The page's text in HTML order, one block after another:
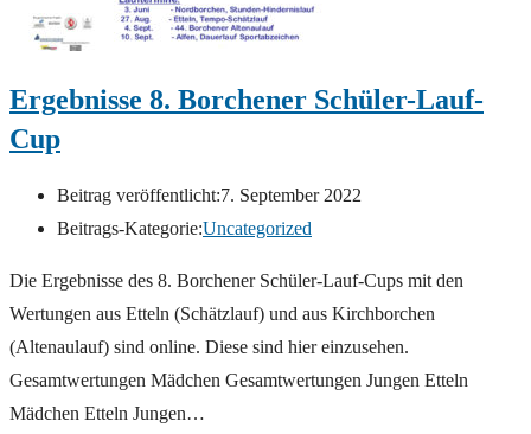
Ergebnisse 8. Borchener Schüler-Lauf-
Cup
Beitrag veröffentlicht:7. September 2022
Beitrags-Kategorie:Uncategorized
Die Ergebnisse des 8. Borchener Schüler-Lauf-Cups mit den
Wertungen aus Etteln (Schätzlauf) und aus Kirchborchen
(Altenaulauf) sind online. Diese sind hier einzusehen.
Gesamtwertungen Mädchen Gesamtwertungen Jungen Etteln
Mädchen Etteln Jungen…